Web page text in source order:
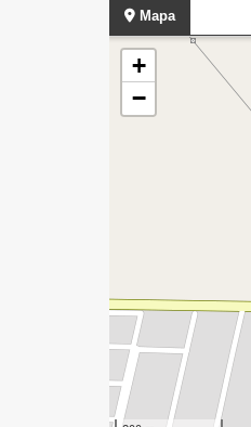
Mapa
+
−